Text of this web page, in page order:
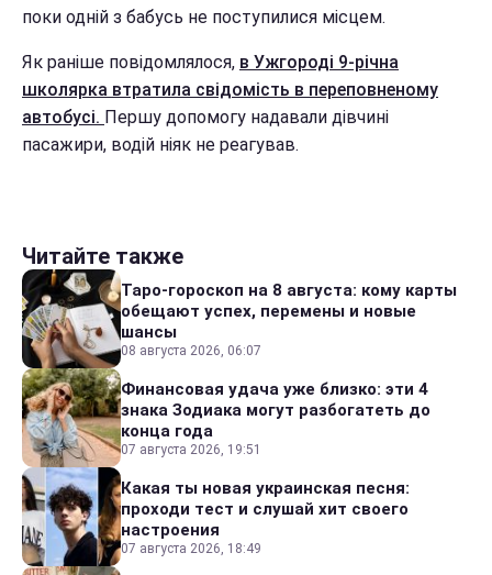
поки одній з бабусь не поступилися місцем.
Як раніше повідомлялося, в Ужгороді 9-річна
школярка втратила свідомість в переповненому
автобусі. Першу допомогу надавали дівчині
пасажири, водій ніяк не реагував.
Читайте также
Таро-гороскоп на 8 августа: кому карты
обещают успех, перемены и новые
шансы
08 августа 2026, 06:07
Финансовая удача уже близко: эти 4
знака Зодиака могут разбогатеть до
конца года
07 августа 2026, 19:51
Какая ты новая украинская песня:
проходи тест и слушай хит своего
настроения
07 августа 2026, 18:49